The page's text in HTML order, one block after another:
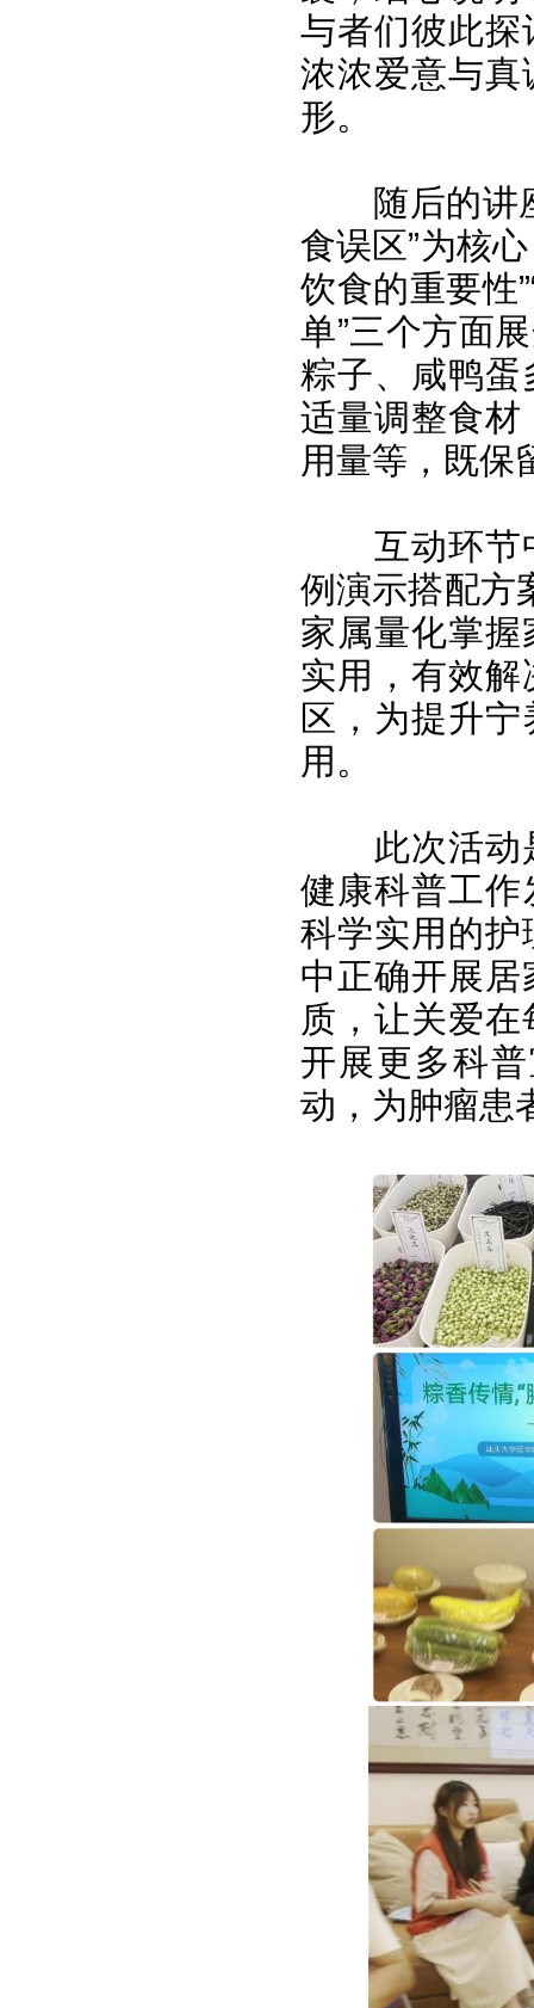
与者们彼此
浓浓爱意与
形。
随后的讲
食误区”为核
饮食的重要性
单”三个方面
粽子、咸鸭
适量调整食
用量等，既保
互动环节
例演示搭配方
家属量化掌
实用，有效
区，为提升
用。
此次活
健康科普工
科学实用的
中正确开展
质，让关爱
开展更多科
动，为肿瘤患